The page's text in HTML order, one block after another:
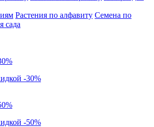
Растения по алфавиту Семена по
сада
-30%
-50%